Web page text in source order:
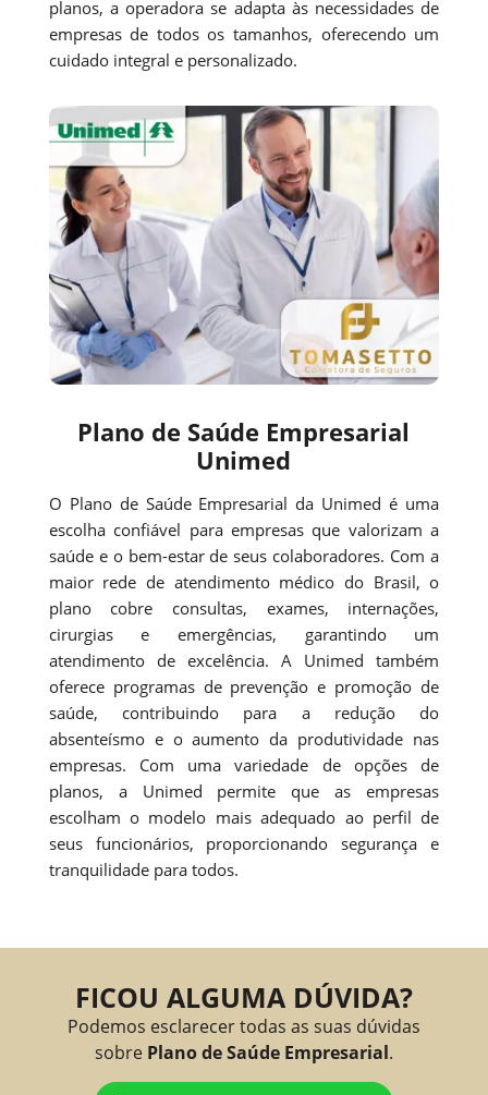
planos, a operadora se adapta às necessidades de
empresas de todos os tamanhos, oferecendo um
cuidado integral e personalizado.
Plano de Saúde Empresarial
Unimed
O Plano de Saúde Empresarial da Unimed é uma
escolha confiável para empresas que valorizam a
saúde e o bem-estar de seus colaboradores. Com a
maior rede de atendimento médico do Brasil, o
plano cobre consultas, exames, internações,
cirurgias e emergências, garantindo um
atendimento de excelência. A Unimed também
oferece programas de prevenção e promoção de
saúde, contribuindo para a redução do
absenteísmo e o aumento da produtividade nas
empresas. Com uma variedade de opções de
planos, a Unimed permite que as empresas
escolham o modelo mais adequado ao perfil de
seus funcionários, proporcionando segurança e
tranquilidade para todos.
FICOU ALGUMA DÚVIDA?
Podemos esclarecer todas as suas dúvidas
sobre Plano de Saúde Empresarial.